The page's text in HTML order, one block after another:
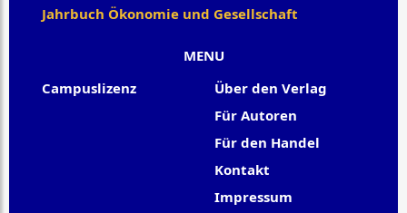
MENU
Campuslizenz
Über den Verlag
Für Autoren
Für den Handel
Kontakt
Impressum
Jahrbuch Ökonomie und Gesellschaft